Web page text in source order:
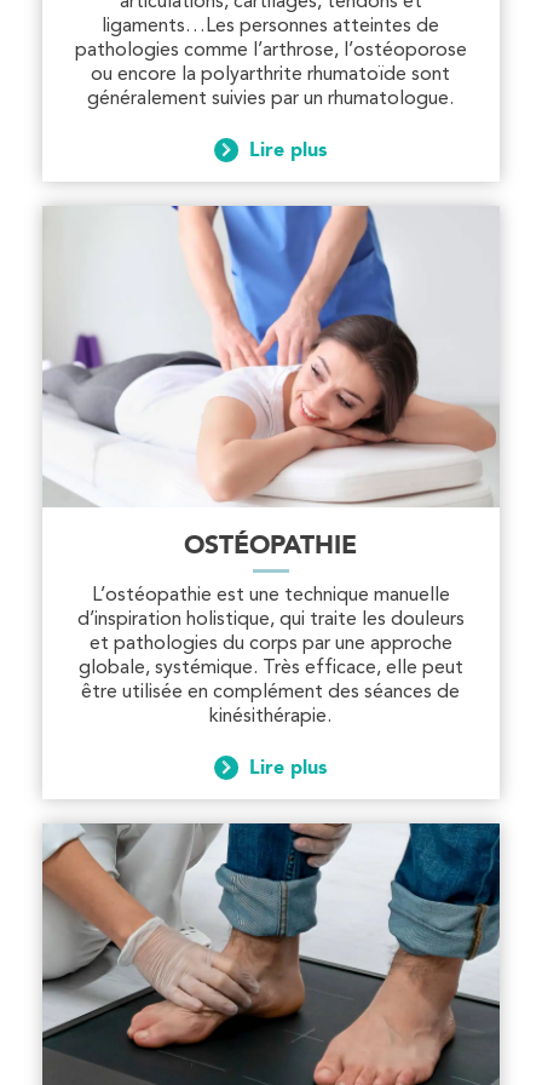
ligaments…Les personnes atteintes de
pathologies comme l’arthrose, l’ostéoporose
ou encore la polyarthrite rhumatoïde sont
généralement suivies par un rhumatologue.
Lire plus
OSTÉOPATHIE
L’ostéopathie est une technique manuelle
d’inspiration holistique, qui traite les douleurs
et pathologies du corps par une approche
globale, systémique. Très efficace, elle peut
être utilisée en complément des séances de
kinésithérapie.
Lire plus
IK Paris 8 – Saint Lazare
20 Rue de la Pépinière 75008 Paris
Kinésithérapie
IK Vanves – 92
5 Rue Monge 92170 Vanves
5 Rue Monge 92170 Vanves
01 46 44 33 92
PRENEZ RDV SUR
Kinésithérapie Balnéothérapie
199 Bd Saint-Germain 75007 Paris
199 Bd Saint-Germain 75007 Paris
01 43 25 10 20
PRENEZ RDV SUR
PRENEZ RDV SUR
Kinésithérapie
IK Bois Colombes – 92
Kinésithérapie